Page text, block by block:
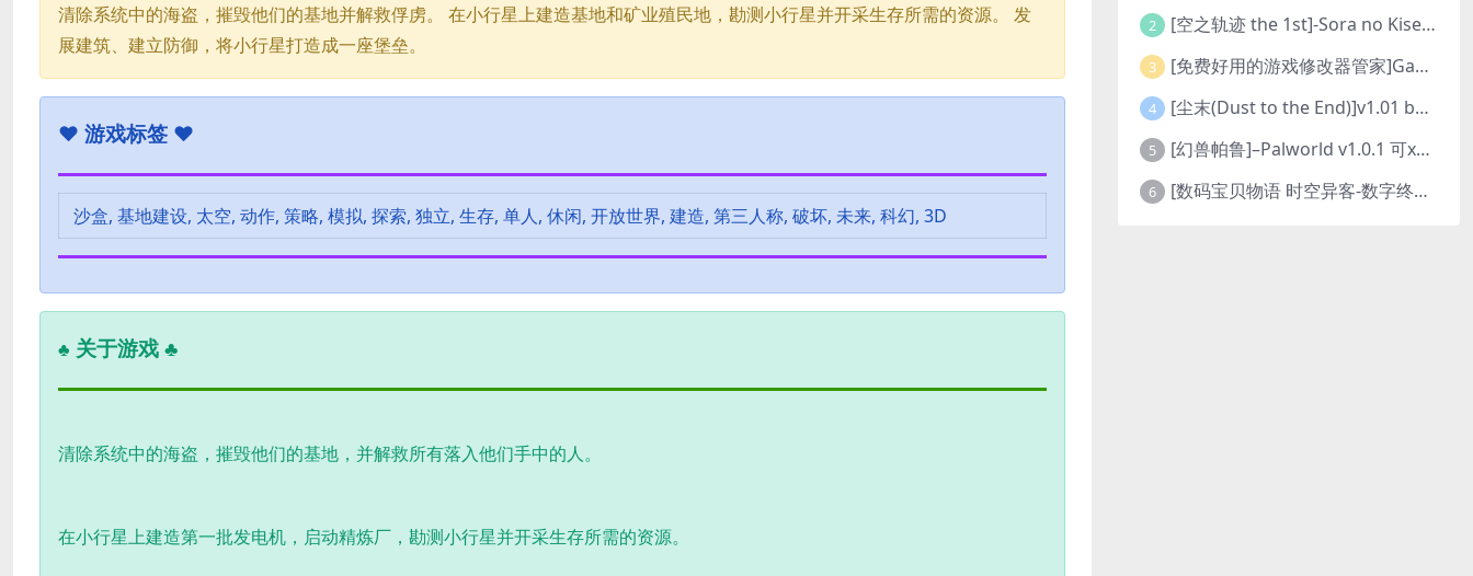
清除系统中的海盗，摧毁他们的基地并解救俘虏。 在小行星上建造基地和矿业殖民地，勘测小行星并开采生存所需的资源。 发
展建筑、建立防御，将小行星打造成一座堡垒。
♥ 游戏标签 ♥
沙盒, 基地建设, 太空, 动作, 策略, 模拟, 探索, 独立, 生存, 单人, 休闲, 开放世界, 建造, 第三人称, 破坏, 未来, 科幻, 3D
♣ 关于游戏 ♣
清除系统中的海盗，摧毁他们的基地，并解救所有落入他们手中的人。
在小行星上建造第一批发电机，启动精炼厂，勘测小行星并开采生存所需的资源。
2 [空之轨迹 the 1st]-Sora no Kiseki the 1st-更新至v1.06.4-全DLC
3 [免费好用的游戏修改器管家]Game Cheats Manager
4 [尘末(Dust to the End)]v1.01 build9321107
5 [幻兽帕鲁]–Palworld v1.0.1 可xbox联机
6 [数码宝贝物语 时空异客-数字终极版]- Digimon Story Time Stranger-Build.23514637